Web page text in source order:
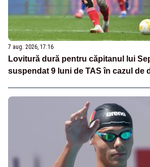
7 aug. 2026, 17:16
Lovitură dură pentru căpitanul lui
suspendat 9 luni de TAS în cazul de